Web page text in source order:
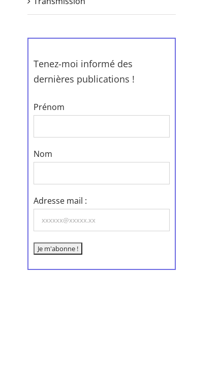
Tenez-moi informé des
dernières publications !
Prénom
Nom
Adresse mail :